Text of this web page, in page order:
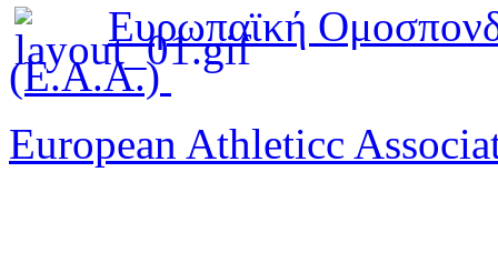
Ευρωπαϊκή
(E.A.A.)
European Athleticc